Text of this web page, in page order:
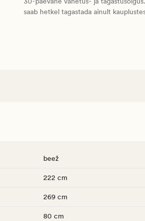
saab hetkel tagastada ainult
beež
222 cm
269 cm
80 cm